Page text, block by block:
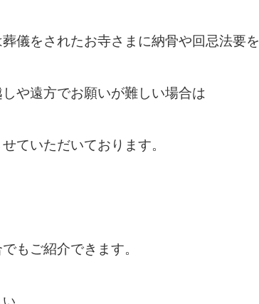
儀をされたお寺さまに納骨や回忌法要を
や遠方でお願いが難しい場合は
ていただいております。
もご紹介できます。
い